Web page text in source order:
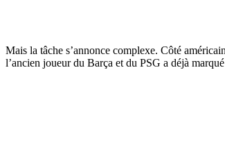
Mais la tâche s’annonce complexe. Côté
l’ancien joueur du Barça et du PSG a déjà